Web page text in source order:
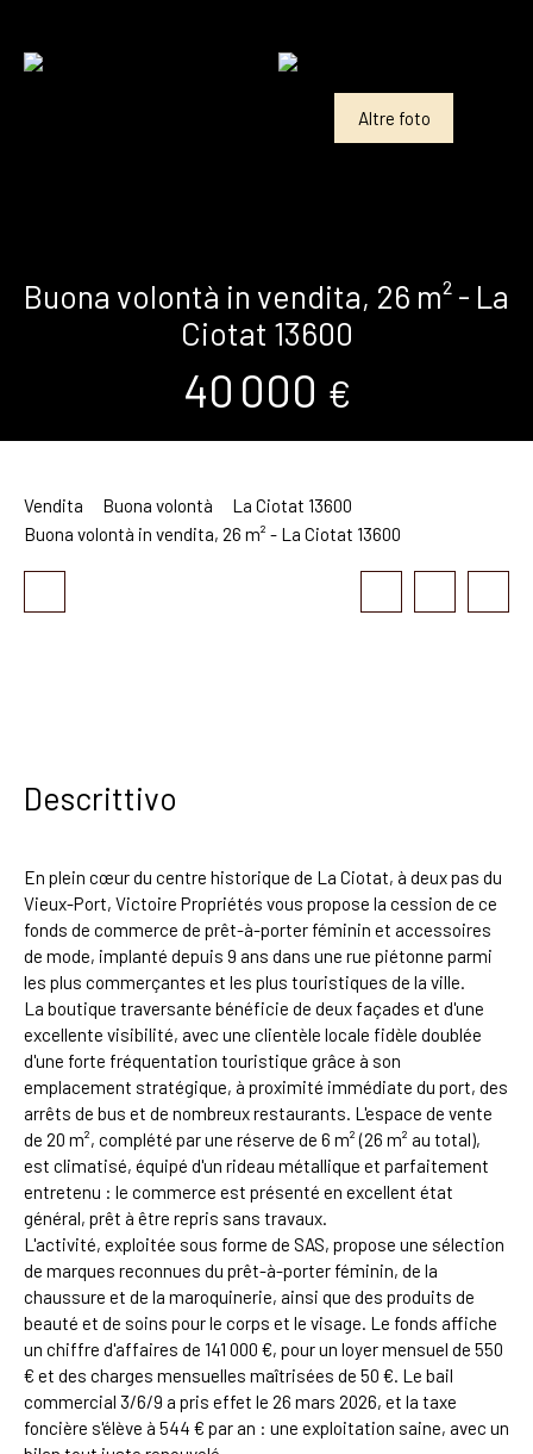
Altre foto
Buona volontà in vendita, 26 m² - La
Ciotat 13600
40 000 €
Vendita Buona volontà
La Ciotat 13600
Buona volontà in vendita, 26 m² - La Ciotat 13600
Descrittivo
En plein cœur du centre historique de La Ciotat, à deux pas du
Vieux-Port, Victoire Propriétés vous propose la cession de ce
fonds de commerce de prêt-à-porter féminin et accessoires
de mode, implanté depuis 9 ans dans une rue piétonne parmi
les plus commerçantes et les plus touristiques de la ville.
La boutique traversante bénéficie de deux façades et d'une
excellente visibilité, avec une clientèle locale fidèle doublée
d'une forte fréquentation touristique grâce à son
emplacement stratégique, à proximité immédiate du port, des
arrêts de bus et de nombreux restaurants. L'espace de vente
de 20 m², complété par une réserve de 6 m² (26 m² au total),
est climatisé, équipé d'un rideau métallique et parfaitement
entretenu : le commerce est présenté en excellent état
général, prêt à être repris sans travaux.
L'activité, exploitée sous forme de SAS, propose une sélection
de marques reconnues du prêt-à-porter féminin, de la
chaussure et de la maroquinerie, ainsi que des produits de
beauté et de soins pour le corps et le visage. Le fonds affiche
un chiffre d'affaires de 141 000 €, pour un loyer mensuel de 550
€ et des charges mensuelles maîtrisées de 50 €. Le bail
commercial 3/6/9 a pris effet le 26 mars 2026, et la taxe
foncière s'élève à 544 € par an : une exploitation saine, avec un